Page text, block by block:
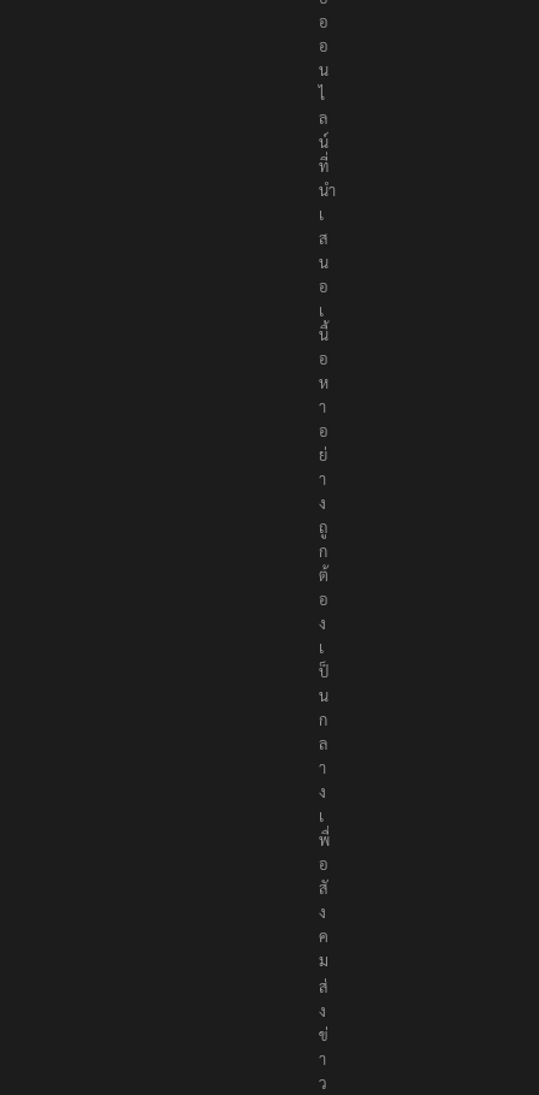
อ
อ
น
ไ
ล
น์
ที่
นำ
เ
ส
น
อ
เ
นื้
อ
ห
า
อ
ย่
า
ง
ถู
ก
ต้
อ
ง
เ
ป็
น
ก
ล
า
ง
เ
พื่
อ
สั
ง
ค
ม
ส่
ง
ข่
า
ว